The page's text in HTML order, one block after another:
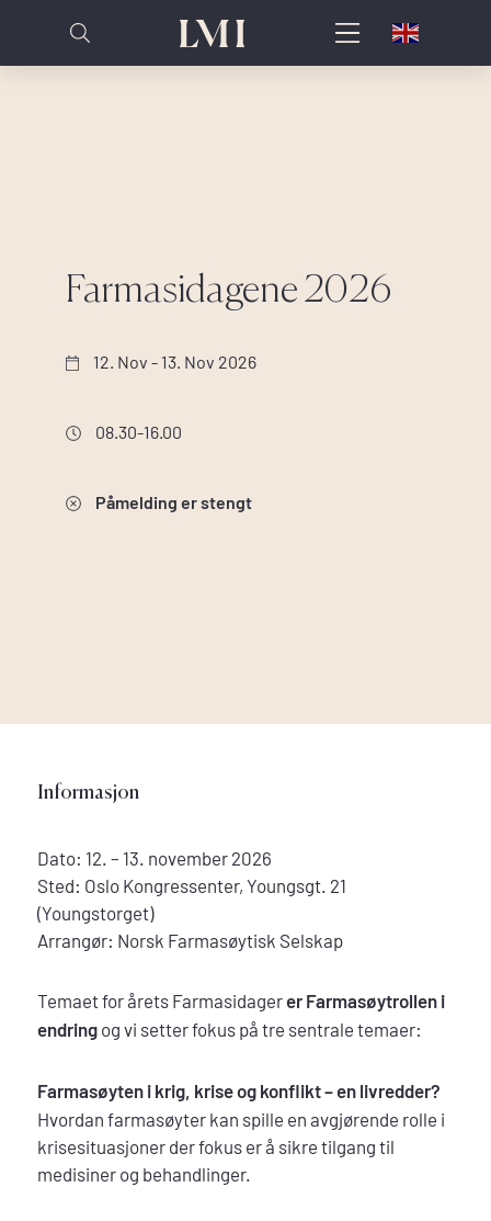
Farmasidagene 2026
12. Nov - 13. Nov 2026
08.30-16.00
Påmelding er stengt
Informasjon
Dato: 12. – 13. november 2026
Sted: Oslo Kongressenter, Youngsgt. 21
(Youngstorget)
Arrangør: Norsk Farmasøytisk Selskap
Temaet for årets Farmasidagerer Farmasøytrollen i
endringog vi setter fokus på tre sentrale temaer:
Farmasøyten i krig, krise og konflikt – en livredder?
Hvordan farmasøyter kan spille en avgjørende rolle i
krisesituasjoner der fokus er å sikre tilgang til
medisiner og behandlinger.